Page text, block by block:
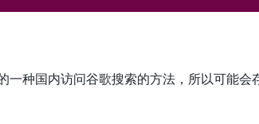
一种国内访问谷歌搜索的方法，所以可能会